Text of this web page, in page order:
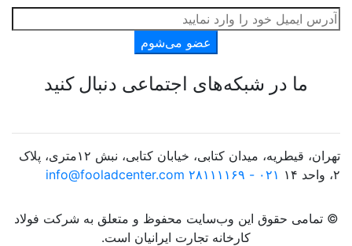
عضو می‌شوم
ما در شبکه‌های اجتماعی دنبال کنید
تهران، قیطریه، میدان کتابی، خیابان کتابی، نبش ۱۲متری، پلاک
۲، واحد ۱۴
۰۲۱ - ۲۸۱۱۱۱۶۹ info@fooladcenter.com
© تمامی حقوق این وب‌سایت محفوظ و متعلق به شرکت فولاد
کارخانه تجارت ایرانیان است.